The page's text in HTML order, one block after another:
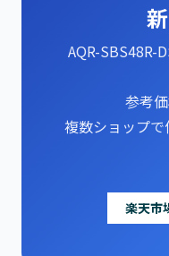
AQR-SBS48R-
参考
複数ショップ
楽天市